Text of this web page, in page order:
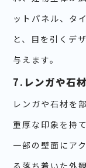
ットパネル、タ
と、目を引くデ
与えます。
7. レンガや石
レンガや石材を
重厚な印象を持
一部の壁面にア
る落ち着いた外